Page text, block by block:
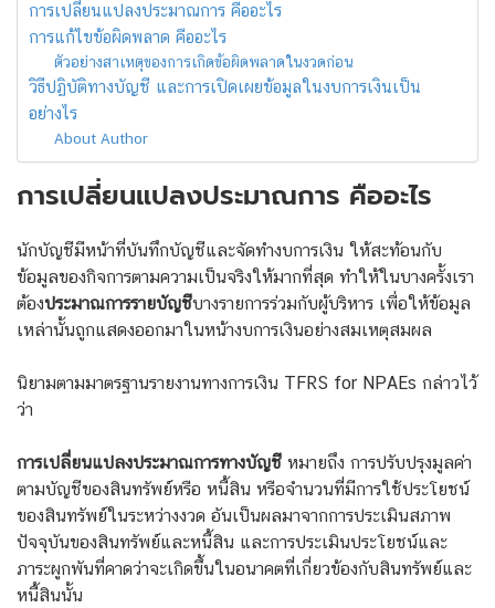
การเปลี่ยนแปลงประมาณการ คืออะไร
การแก้ไขข้อผิดพลาด คืออะไร
ตัวอย่างสาเหตุของการเกิดข้อผิดพลาดในงวดก่อน
วิธีปฏิบัติทางบัญชี และการเปิดเผยข้อมูลในงบการเงินเป็น
อย่างไร
About Author
การเปลี่ยนแปลงประมาณการ คืออะไร
นักบัญชีมีหน้าที่บันทึกบัญชีและจัดทำงบการเงิน ให้สะท้อนกับ
ข้อมูลของกิจการตามความเป็นจริงให้มากที่สุด ทำให้ในบางครั้งเรา
ต้องประมาณการรายบัญชีบางรายการร่วมกับผู้บริหาร เพื่อให้ข้อมูล
เหล่านั้นถูกแสดงออกมาในหน้างบการเงินอย่างสมเหตุสมผล
นิยามตามมาตรฐานรายงานทางการเงิน TFRS for NPAEs กล่าวไว้
ว่า
การเปลี่ยนแปลงประมาณการทางบัญชี หมายถึง การปรับปรุงมูลค่า
ตามบัญชีของสินทรัพย์หรือ หนี้สิน หรือจำนวนที่มีการใช้ประโยชน์
ของสินทรัพย์ในระหว่างงวด อันเป็นผลมาจากการประเมินสภาพ
ปัจจุบันของสินทรัพย์และหนี้สิน และการประเมินประโยชน์และ
ภาระผูกพันที่คาดว่าจะเกิดขึ้นในอนาคตที่เกี่ยวข้องกับสินทรัพย์และ
หนี้สินนั้น